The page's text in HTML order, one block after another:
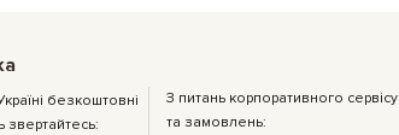
безкоштовні
звертайтесь:
З питань корпоративного сервісу
та замовлень: